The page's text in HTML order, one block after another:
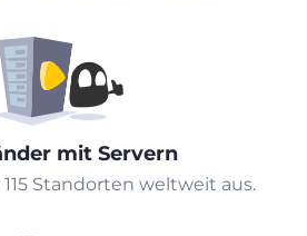
mit Servern
Standorten weltweit aus.